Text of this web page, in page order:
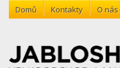
Domů Kontakty O nás